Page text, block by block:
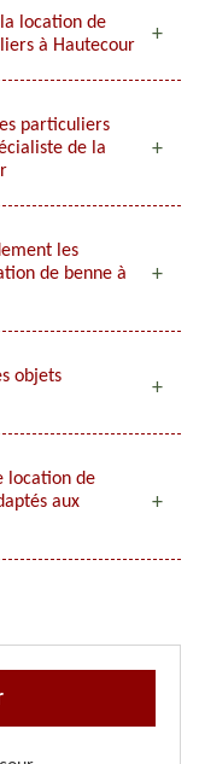
location de
à Hautecour
particuliers
de la
les
de benne à
objets
location de
aux